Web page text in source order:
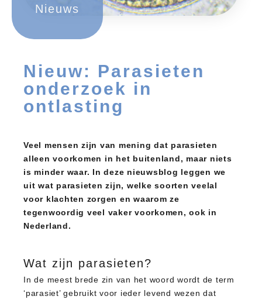
Nieuw: Parasieten
onderzoek in
ontlasting
Veel mensen zijn van mening dat parasieten
alleen voorkomen in het buitenland, maar niets
is minder waar. In deze nieuwsblog leggen we
uit wat parasieten zijn, welke soorten veelal
voor klachten zorgen en waarom ze
tegenwoordig veel vaker voorkomen, ook in
Nederland.
Nieuws
Wat zijn parasieten?
In de meest brede zin van het woord wordt de term
‘parasiet’ gebruikt voor ieder levend wezen dat